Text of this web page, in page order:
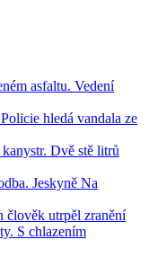
asfaltu. Vedení
hledá vandala ze
Dvě stě litrů
Jeskyně Na
člověk utrpěl zranění
S chlazením